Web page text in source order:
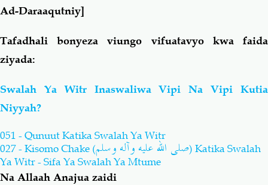
Ad-Daraaqutniy]
Tafadhali bonyeza viungo vifuatavyo kwa faida
ziyada:
Swalah Ya Witr Inaswaliwa Vipi Na Vipi Kutia
Niyyah?
051 - Qunuut Katika Swalah Ya Witr
027 - Kisomo Chake (صلى الله عليه وآله وسلم) Katika Swalah
Ya Witr - Sifa Ya Swalah Ya Mtume
Na Allaah Anajua zaidi